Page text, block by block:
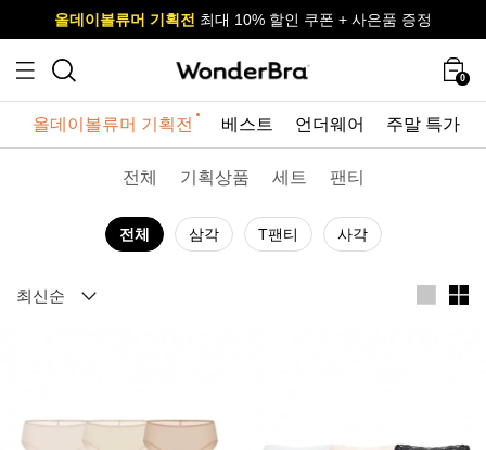
사이즈 무료 교환 서비스
올데이볼류머 기획전 최대 10% 할인 쿠폰 + 사은품 증정
사이즈 무료 교환 서비스
올데이볼류머 기획전 최대 10% 할인 쿠폰 + 사은품 증정
0
올데이볼류머 기획전 베스트 언더웨어 주말 특가
전체 기획상품 세트 팬티
전체 삼각 T팬티 사각